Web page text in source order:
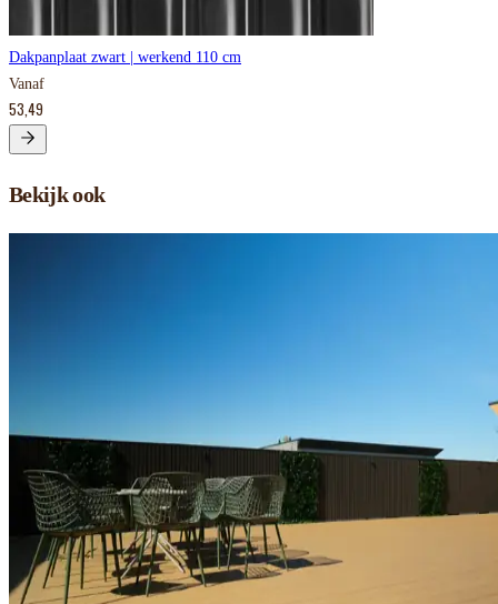
Dakpanplaat zwart | werkend 110 cm
Vanaf
53,49
Bekijk ook